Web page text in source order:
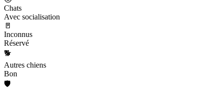
Chats
Avec socialisation
🚪
Inconnus
Réservé
🐕
Autres chiens
Bon
🛡️